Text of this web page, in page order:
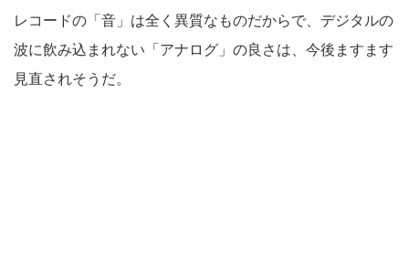
レコードの「音」は全く異質なものだからで、デジタルの
波に飲み込まれない「アナログ」の良さは、今後ますます
見直されそうだ。